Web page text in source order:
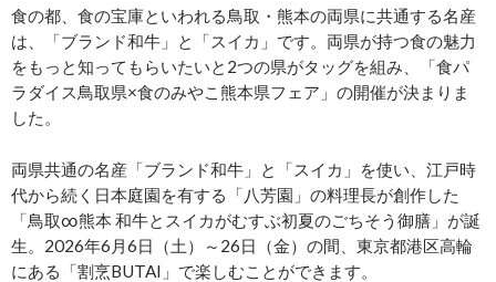
食の都、食の宝庫といわれる⿃取・熊本の両県に共通する名産
は、「ブランド和牛」と「スイカ」です。両県が持つ食の魅力
をもっと知ってもらいたいと2つの県がタッグを組み、「⾷パ
ラダイス⿃取県×⾷のみやこ熊本県フェア」の開催が決まりま
した。
両県共通の名産「ブランド和牛」と「スイカ」を使い、江戸時
代から続く日本庭園を有する「八芳園」の料理長が創作した
「⿃取∞熊本 和⽜とスイカがむすぶ初夏のごちそう御膳」が誕
生。2026年6月6日（土）～26日（金）の間、東京都港区⾼輪
にある「割烹BUTAI」で楽しむことができます。